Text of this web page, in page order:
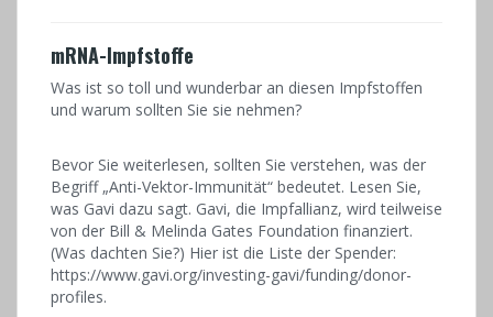
mRNA-Impfstoffe
Was ist so toll und wunderbar an diesen Impfstoffen
und warum sollten Sie sie nehmen?
Bevor Sie weiterlesen, sollten Sie verstehen, was der
Begriff „Anti-Vektor-Immunität“ bedeutet. Lesen Sie,
was Gavi dazu sagt. Gavi, die Impfallianz, wird teilweise
von der Bill & Melinda Gates Foundation finanziert.
(Was dachten Sie?) Hier ist die Liste der Spender:
https://www.gavi.org/investing-gavi/funding/donor-
profiles.